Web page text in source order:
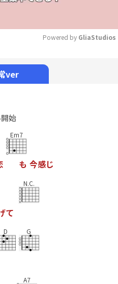
Powered by GliaStudios
ver
始
Em7
も 今感じ
て
N.C.
D G
A7